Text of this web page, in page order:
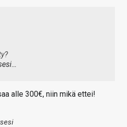
alle 300€, niin mikä ettei!